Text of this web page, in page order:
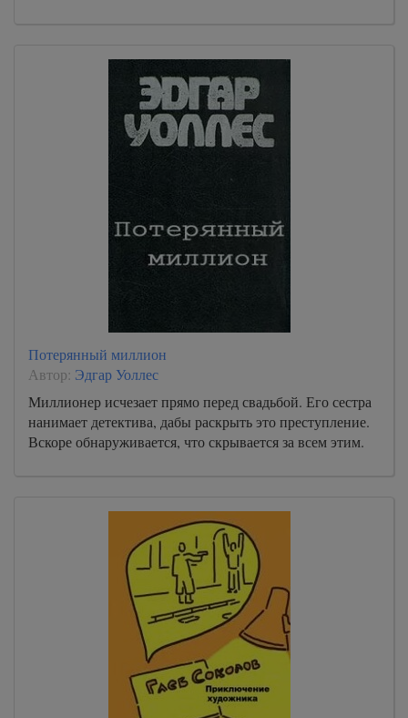
Потерянный миллион
Автор: Эдгар Уоллес
Миллионер исчезает прямо перед свадьбой. Его сестра
нанимает детектива, дабы раскрыть это преступление.
Вскоре обнаруживается, что скрывается за всем этим.